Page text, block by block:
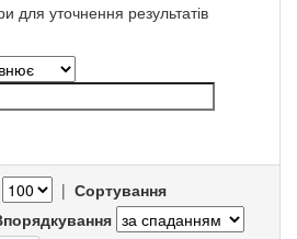
для уточнення результатів
| Сортування